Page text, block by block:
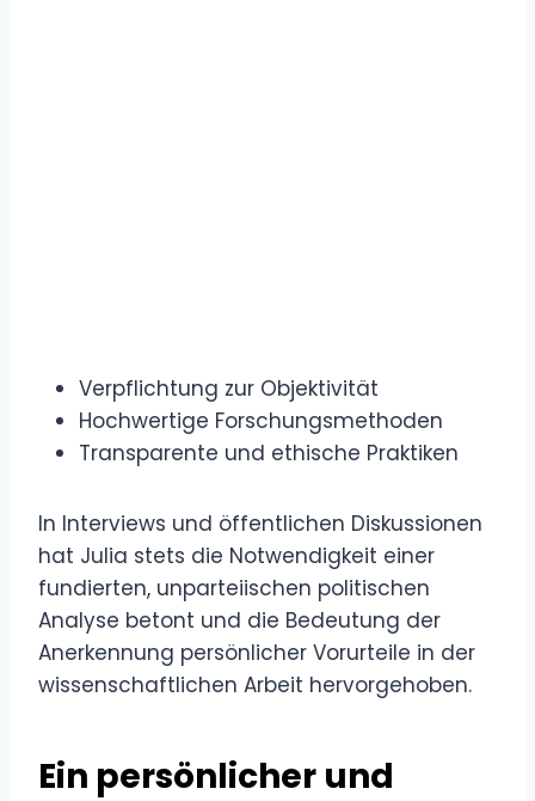
Verpflichtung zur Objektivität
Hochwertige Forschungsmethoden
Transparente und ethische Praktiken
In Interviews und öffentlichen Diskussionen
hat Julia stets die Notwendigkeit einer
fundierten, unparteiischen politischen
Analyse betont und die Bedeutung der
Anerkennung persönlicher Vorurteile in der
wissenschaftlichen Arbeit hervorgehoben.
Ein persönlicher und